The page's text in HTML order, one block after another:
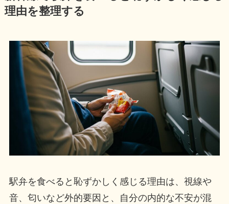
理由を整理する
駅弁を食べると恥ずかしく感じる理由は、視線や
音、匂いなど外的要因と、自分の内的な不安が混